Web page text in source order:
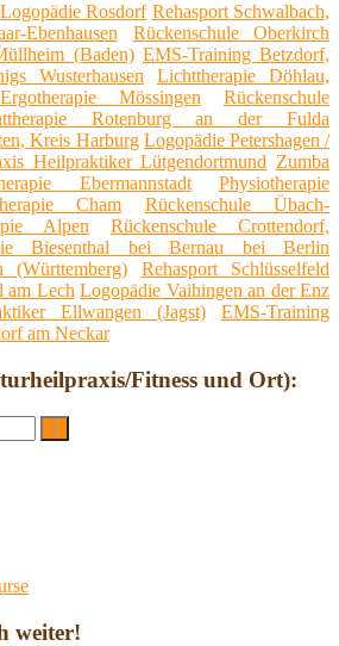
Logopädie Rosdorf Rehasport Schwalbach,
Ebenhausen
Rückenschule Oberkirch
(Baden) EMS-Training Betzdorf,
Wusterhausen
Lichttherapie Döhlau,
Ergotherapie Mössingen
Rückenschule
Rotenburg an der Fulda
Kreis Harburg Logopädie Petershagen /
Heilpraktiker Lütgendortmund Zumba
Ebermannstadt
Physiotherapie
Cham
Rückenschule Übach-
Alpen
Rückenschule Crottendorf,
Biesenthal bei Bernau bei Berlin
(Württemberg)
Rehasport Schlüsselfeld
am Lech Logopädie Vaihingen an der Enz
Ellwangen (Jagst)
EMS-Training
am Neckar
Fitness und Ort):
Suchen
weiter!